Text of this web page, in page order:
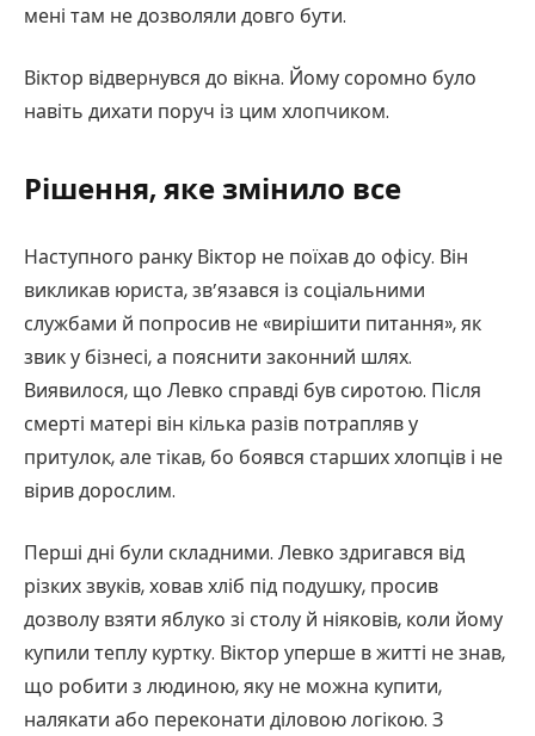
мені там не дозволяли довго бути.
Віктор відвернувся до вікна. Йому соромно було
навіть дихати поруч із цим хлопчиком.
Рішення, яке змінило все
Наступного ранку Віктор не поїхав до офісу. Він
викликав юриста, зв’язався із соціальними
службами й попросив не «вирішити питання», як
звик у бізнесі, а пояснити законний шлях.
Виявилося, що Левко справді був сиротою. Після
смерті матері він кілька разів потрапляв у
притулок, але тікав, бо боявся старших хлопців і не
вірив дорослим.
Перші дні були складними. Левко здригався від
різких звуків, ховав хліб під подушку, просив
дозволу взяти яблуко зі столу й ніяковів, коли йому
купили теплу куртку. Віктор уперше в житті не знав,
що робити з людиною, яку не можна купити,
налякати або переконати діловою логікою. З